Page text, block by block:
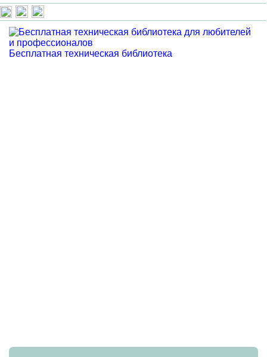
Бесплатная техническая библиотека